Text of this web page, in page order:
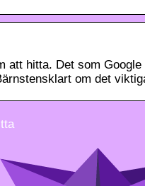
att hitta. Det som
om det